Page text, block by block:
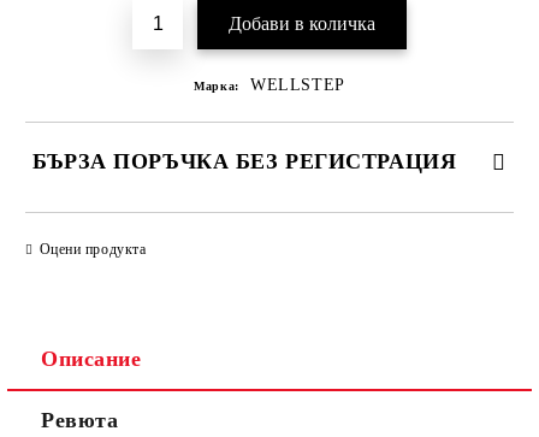
Марка: WELLSTEP
БЪРЗА ПОРЪЧКА БЕЗ РЕГИСТРАЦИЯ
Моля, проверете дали сте изписали правилно
Оцени продукта
Описание
Ревюта